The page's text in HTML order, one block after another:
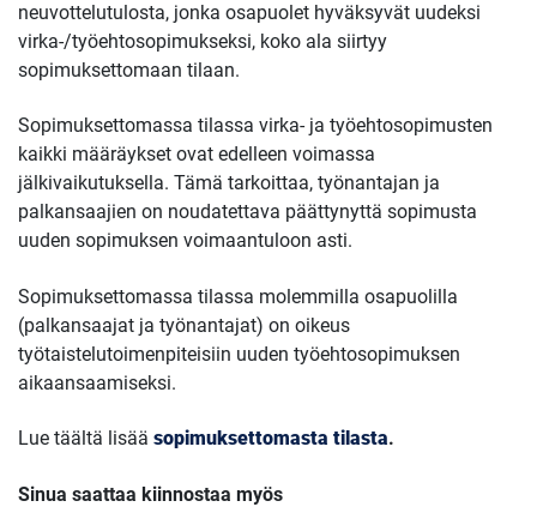
neuvottelutulosta, jonka osapuolet hyväksyvät uudeksi
virka-/työehtosopimukseksi, koko ala siirtyy
sopimuksettomaan tilaan.
Sopimuksettomassa tilassa virka- ja työehtosopimusten
kaikki määräykset ovat edelleen voimassa
jälkivaikutuksella. Tämä tarkoittaa, työnantajan ja
palkansaajien on noudatettava päättynyttä sopimusta
uuden sopimuksen voimaantuloon asti.
Sopimuksettomassa tilassa molemmilla osapuolilla
(palkansaajat ja työnantajat) on oikeus
työtaistelutoimenpiteisiin uuden työehtosopimuksen
aikaansaamiseksi.
Lue täältä lisää sopimuksettomasta tilasta.
Sinua saattaa kiinnostaa myös